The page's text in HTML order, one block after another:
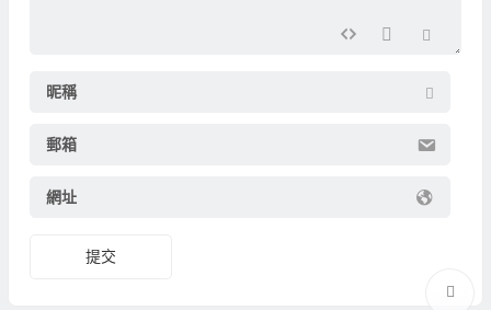
昵稱
郵箱
網址
提交